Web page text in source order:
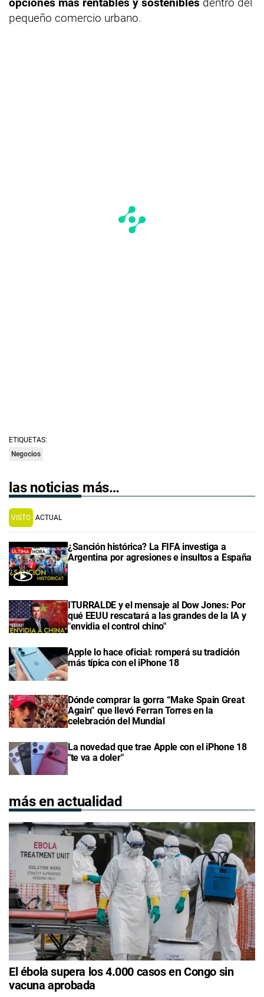
opciones más rentables y sostenibles dentro del
pequeño comercio urbano.
ETIQUETAS:
Negocios
las noticias más…
VISTO ACTUAL
¿Sanción histórica? La FIFA investiga a
Argentina por agresiones e insultos a España
ITURRALDE y el mensaje al Dow Jones: Por
qué EEUU rescatará a las grandes de la IA y
"envidia el control chino"
Apple lo hace oficial: romperá su tradición
más típica con el iPhone 18
Dónde comprar la gorra “Make Spain Great
Again” que llevó Ferran Torres en la
celebración del Mundial
La novedad que trae Apple con el iPhone 18
"te va a doler"
más en actualidad
El ébola supera los 4.000 casos en Congo sin
vacuna aprobada